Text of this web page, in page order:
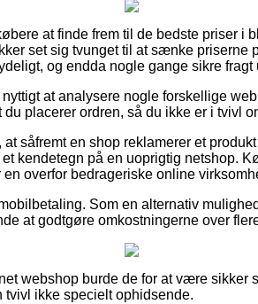
at finde frem til de bedste priser i
set sig tvunget til at sænke priserne
og endda nogle gange sikre fragt
at analysere nogle forskellige
placerer ordren, så du ikke er i tvivl
såfremt en shop reklamerer et
kendetegn på en uoprigtig netshop.
overfor bedrageriske online
Som en alternativ
at godtgøre omkostningerne over
webshop burde de for at være sikker
tvivl ikke specielt ophidsende.